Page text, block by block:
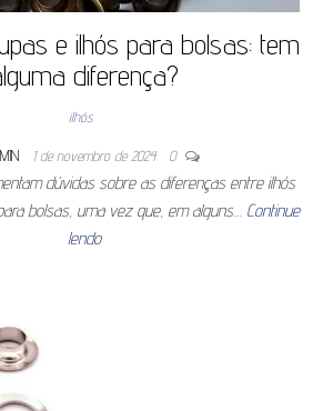
e ilhós para bolsas: tem
diferença?
ilhós
1 de novembro de 2024 0
dúvidas sobre as diferenças entre ilhós
bolsas, uma vez que, em alguns… Continue
lendo